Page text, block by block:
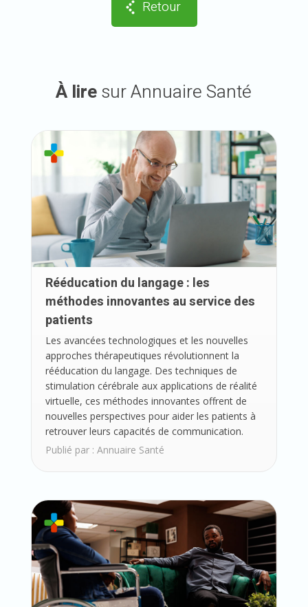
Retour
À liresur Annuaire Santé
Rééducation du langage : les
méthodes innovantes au service des
patients
Les avancées technologiques et les nouvelles
approches thérapeutiques révolutionnent la
rééducation du langage. Des techniques de
stimulation cérébrale aux applications de réalité
virtuelle, ces méthodes innovantes offrent de
nouvelles perspectives pour aider les patients à
retrouver leurs capacités de communication.
Publié par : Annuaire Santé